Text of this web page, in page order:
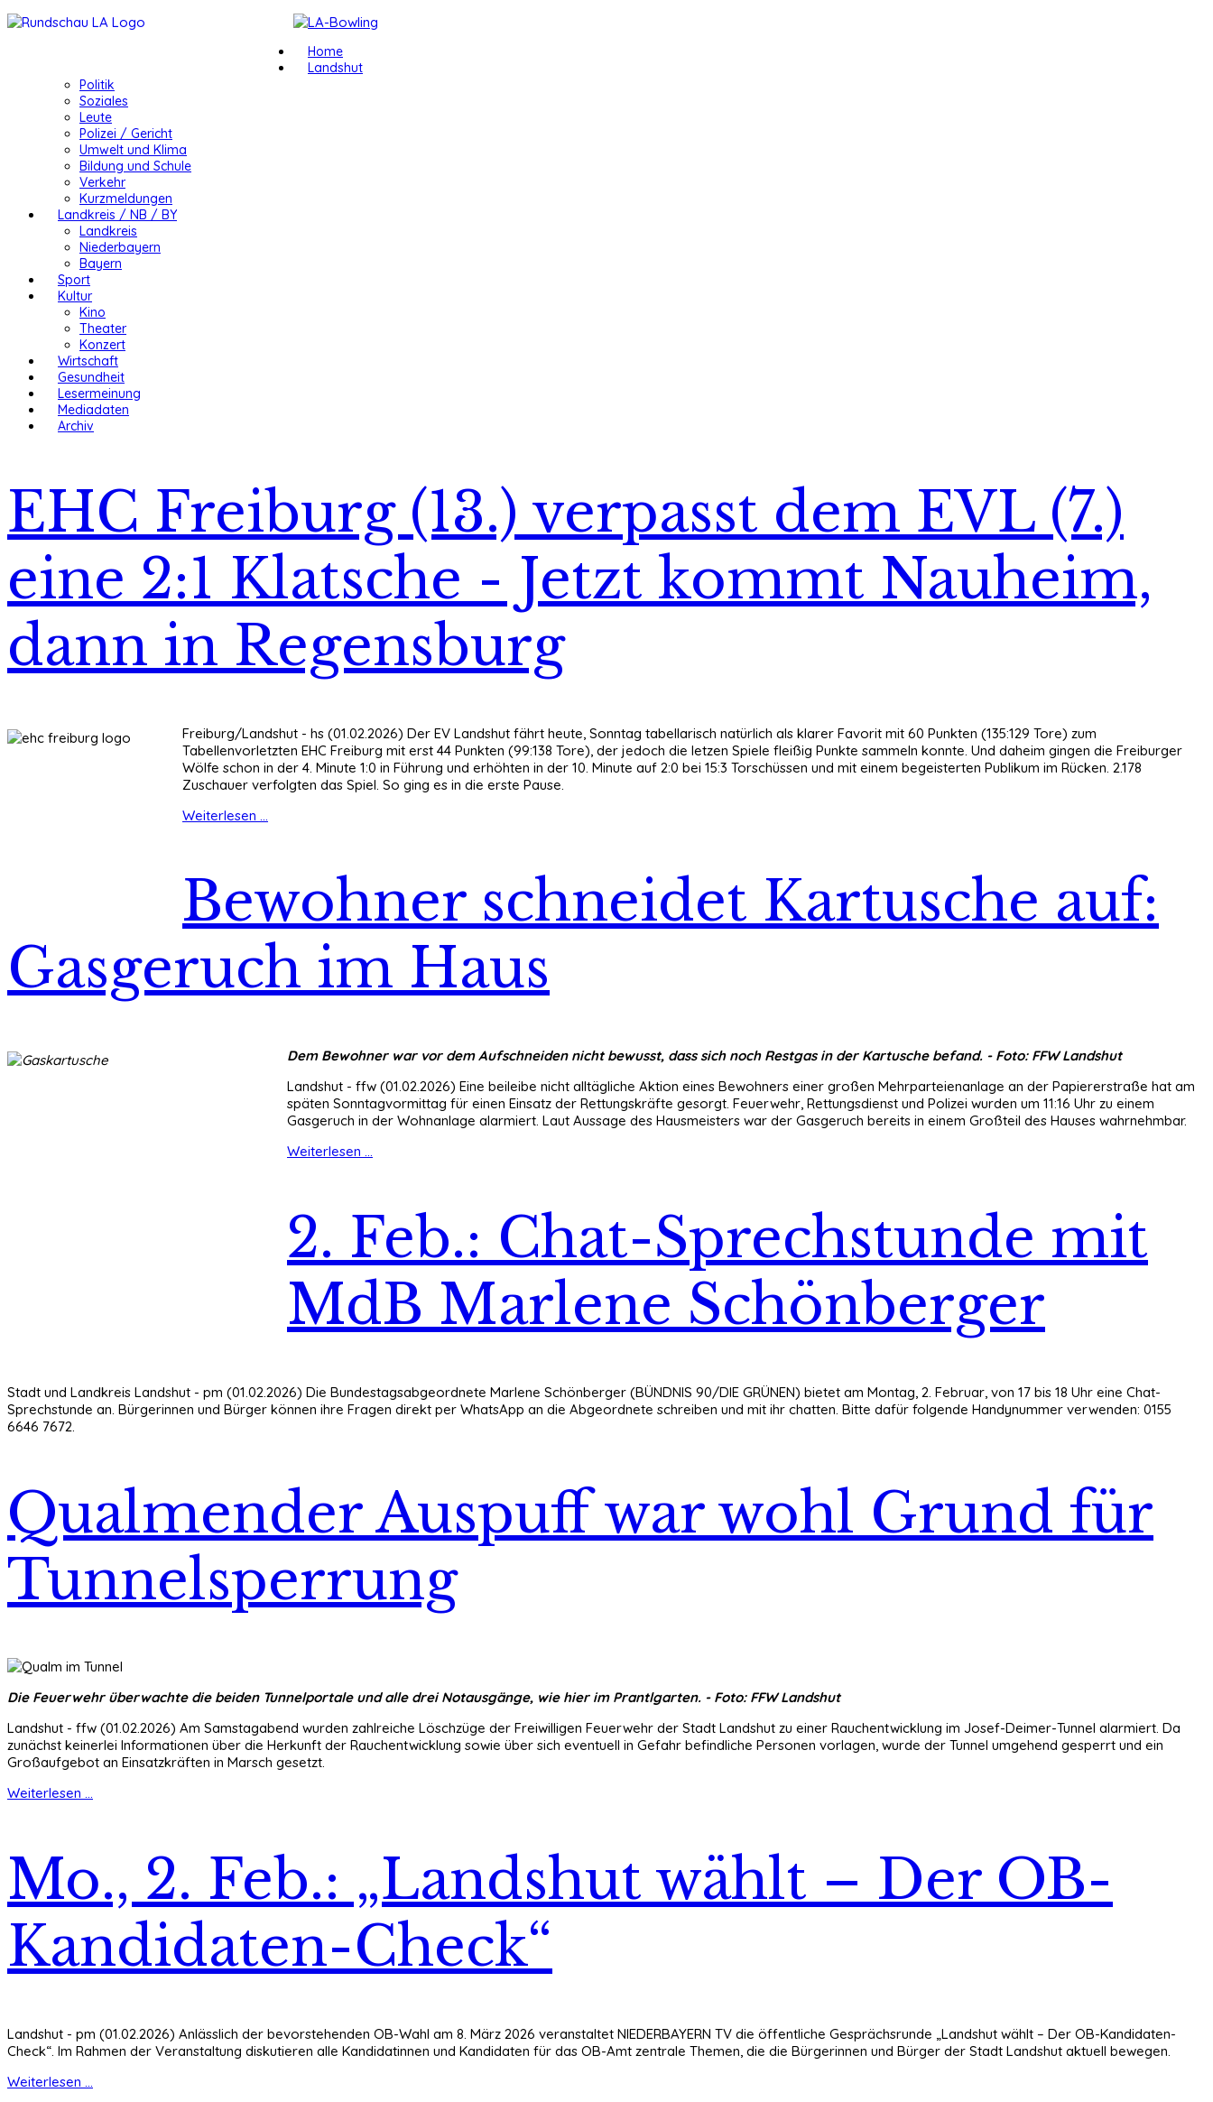
Home
Landshut
Politik
Soziales
Leute
Polizei / Gericht
Umwelt und Klima
Bildung und Schule
Verkehr
Kurzmeldungen
Landkreis / NB / BY
Landkreis
Niederbayern
Bayern
Sport
Kultur
Kino
Theater
Konzert
Wirtschaft
Gesundheit
Lesermeinung
Mediadaten
Archiv
EHC Freiburg (13.) verpasst dem EVL (7.)
eine 2:1 Klatsche - Jetzt kommt Nauheim,
dann in Regensburg
Freiburg/Landshut - hs (01.02.2026) Der EV Landshut fährt heute, Sonntag tabellarisch natürlich als klarer Favorit mit 60 Punkten (135:129 Tore) zum
Tabellenvorletzten EHC Freiburg mit erst 44 Punkten (99:138 Tore), der jedoch die letzen Spiele fleißig Punkte sammeln konnte. Und daheim gingen die Freiburger
Wölfe schon in der 4. Minute 1:0 in Führung und erhöhten in der 10. Minute auf 2:0 bei 15:3 Torschüssen und mit einem begeisterten Publikum im Rücken. 2.178
Zuschauer verfolgten das Spiel. So ging es in die erste Pause.
Weiterlesen ...
Bewohner schneidet Kartusche auf:
Gasgeruch im Haus
Dem Bewohner war vor dem Aufschneiden nicht bewusst, dass sich noch Restgas in der Kartusche befand. - Foto: FFW Landshut
Landshut - ffw (01.02.2026) Eine beileibe nicht alltägliche Aktion eines Bewohners einer großen Mehrparteienanlage an der Papiererstraße hat am
späten Sonntagvormittag für einen Einsatz der Rettungskräfte gesorgt. Feuerwehr, Rettungsdienst und Polizei wurden um 11:16 Uhr zu einem
Gasgeruch in der Wohnanlage alarmiert. Laut Aussage des Hausmeisters war der Gasgeruch bereits in einem Großteil des Hauses wahrnehmbar.
Weiterlesen ...
2. Feb.: Chat-Sprechstunde mit
MdB Marlene Schönberger
Stadt und Landkreis Landshut - pm (01.02.2026) Die Bundestagsabgeordnete Marlene Schönberger (BÜNDNIS 90/DIE GRÜNEN) bietet am Montag, 2. Februar, von 17 bis 18 Uhr eine Chat-
Sprechstunde an. Bürgerinnen und Bürger können ihre Fragen direkt per WhatsApp an die Abgeordnete schreiben und mit ihr chatten. Bitte dafür folgende Handynummer verwenden: 0155
6646 7672.
Qualmender Auspuff war wohl Grund für
Tunnelsperrung
Die Feuerwehr überwachte die beiden Tunnelportale und alle drei Notausgänge, wie hier im Prantlgarten. - Foto: FFW Landshut
Landshut - ffw (01.02.2026) Am Samstagabend wurden zahlreiche Löschzüge der Freiwilligen Feuerwehr der Stadt Landshut zu einer Rauchentwicklung im Josef-Deimer-Tunnel alarmiert. Da
zunächst keinerlei Informationen über die Herkunft der Rauchentwicklung sowie über sich eventuell in Gefahr befindliche Personen vorlagen, wurde der Tunnel umgehend gesperrt und ein
Großaufgebot an Einsatzkräften in Marsch gesetzt.
Weiterlesen ...
Mo., 2. Feb.: „Landshut wählt – Der OB-
Kandidaten-Check“
Landshut - pm (01.02.2026) Anlässlich der bevorstehenden OB-Wahl am 8. März 2026 veranstaltet NIEDERBAYERN TV die öffentliche Gesprächsrunde „Landshut wählt – Der OB-Kandidaten-
Check“. Im Rahmen der Veranstaltung diskutieren alle Kandidatinnen und Kandidaten für das OB-Amt zentrale Themen, die die Bürgerinnen und Bürger der Stadt Landshut aktuell bewegen.
Weiterlesen ...